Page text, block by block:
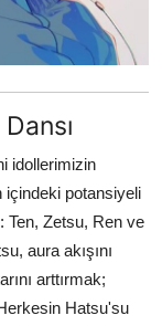
idollerimizin
içindeki potansiyeli
Ten, Zetsu, Ren ve
aura akışını
arttırmak;
Hatsu'su